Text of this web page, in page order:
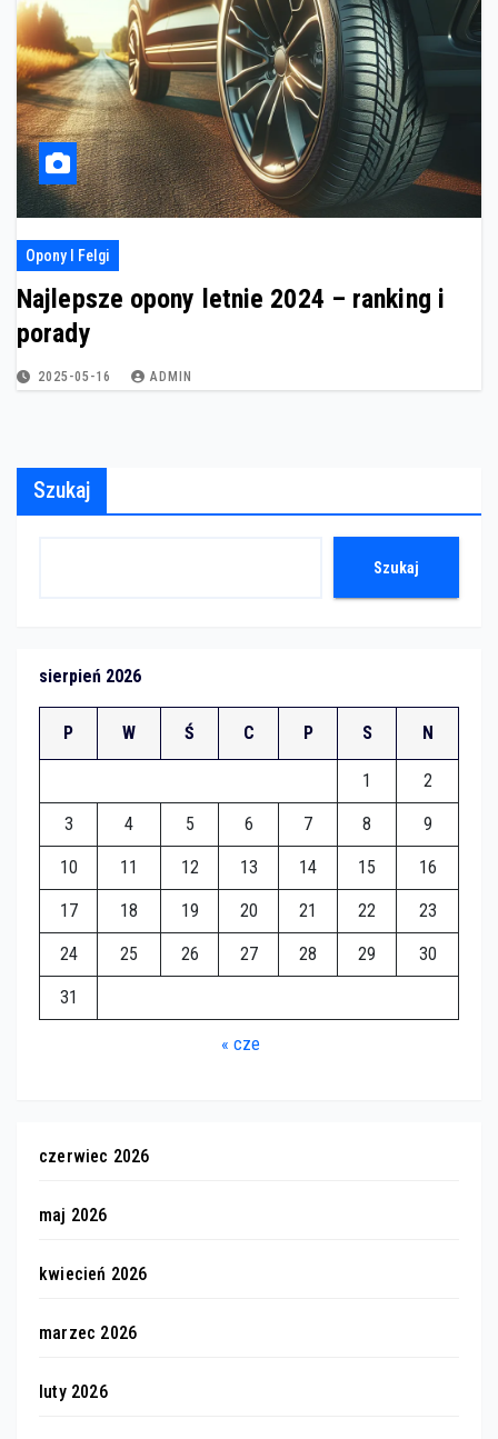
Opony I Felgi
Najlepsze opony letnie 2024 – ranking i
porady
2025-05-16 ADMIN
Szukaj
Szukaj
sierpień 2026
P W Ś C P S N
1 2
3 4 5 6 7 8 9
10 11 12 13 14 15 16
17 18 19 20 21 22 23
24 25 26 27 28 29 30
31
« cze
czerwiec 2026
maj 2026
kwiecień 2026
marzec 2026
luty 2026